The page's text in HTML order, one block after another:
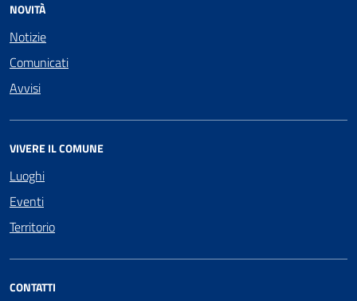
NOVITÀ
Notizie
Comunicati
Avvisi
VIVERE IL COMUNE
Luoghi
Eventi
Territorio
CONTATTI